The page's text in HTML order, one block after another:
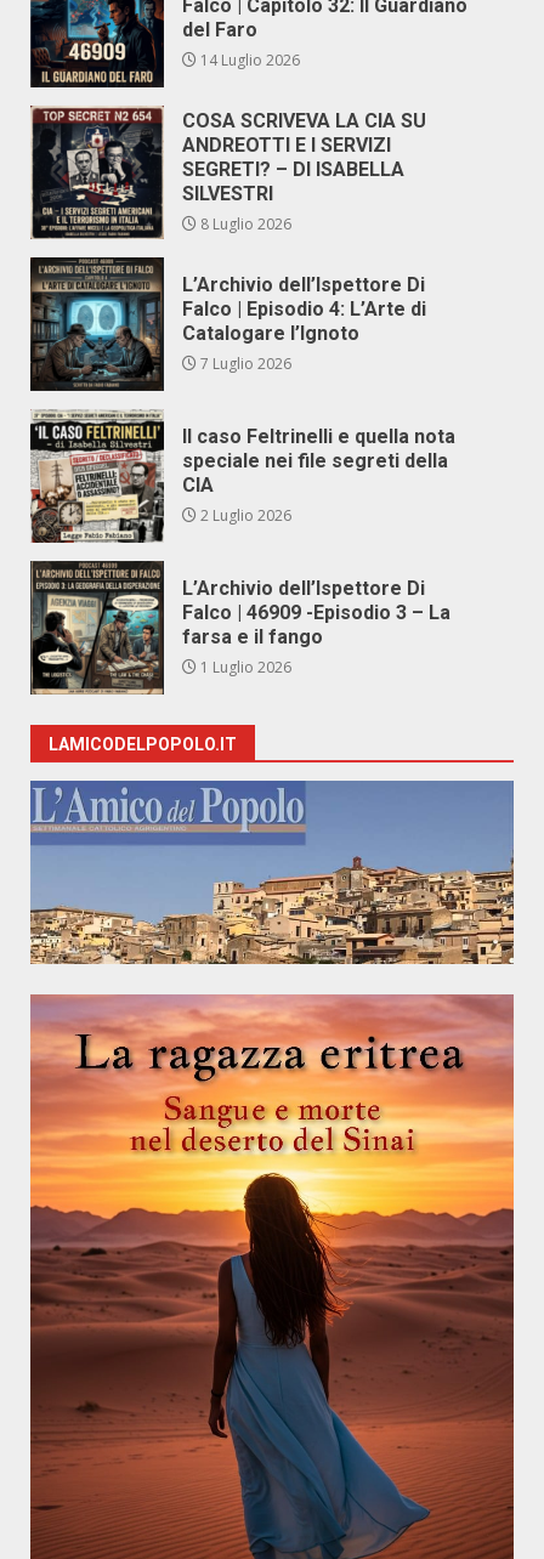
Falco | Capitolo 32: Il Guardiano
del Faro
14 Luglio 2026
COSA SCRIVEVA LA CIA SU
ANDREOTTI E I SERVIZI
SEGRETI? – DI ISABELLA
SILVESTRI
8 Luglio 2026
L’Archivio dell’Ispettore Di
Falco | Episodio 4: L’Arte di
Catalogare l’Ignoto
7 Luglio 2026
Il caso Feltrinelli e quella nota
speciale nei file segreti della
CIA
2 Luglio 2026
L’Archivio dell’Ispettore Di
Falco | 46909 -Episodio 3 – La
farsa e il fango
1 Luglio 2026
LAMICODELPOPOLO.IT